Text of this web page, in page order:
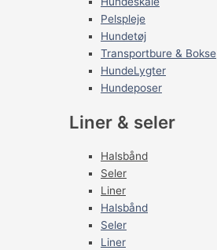
Pelspleje
Hundetøj
Transportbure & Bokse
HundeLygter
Hundeposer
Liner & seler
Halsbånd
Seler
Liner
Halsbånd
Seler
Liner